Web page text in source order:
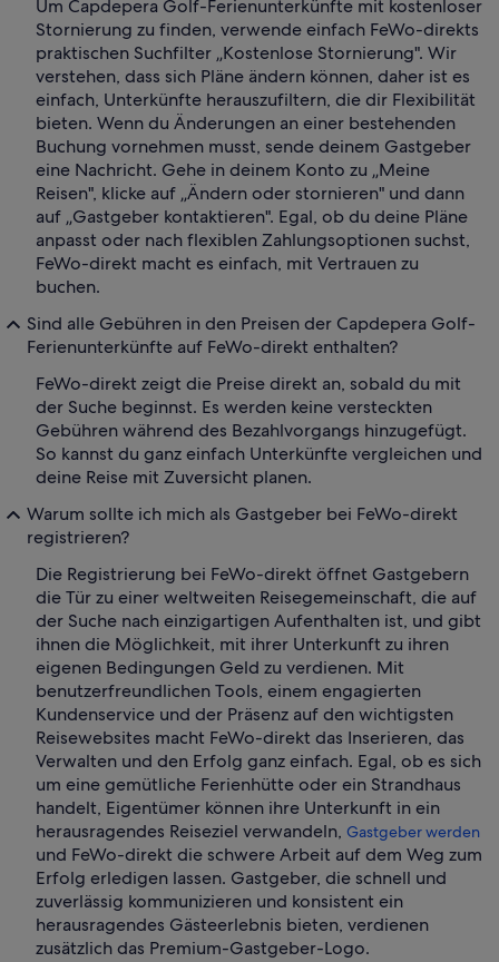
Um Capdepera Golf-Ferienunterkünfte mit kostenloser
Stornierung zu finden, verwende einfach FeWo-direkts
praktischen Suchfilter „Kostenlose Stornierung". Wir
verstehen, dass sich Pläne ändern können, daher ist es
einfach, Unterkünfte herauszufiltern, die dir Flexibilität
bieten. Wenn du Änderungen an einer bestehenden
Buchung vornehmen musst, sende deinem Gastgeber
eine Nachricht. Gehe in deinem Konto zu „Meine
Reisen", klicke auf „Ändern oder stornieren" und dann
auf „Gastgeber kontaktieren". Egal, ob du deine Pläne
anpasst oder nach flexiblen Zahlungsoptionen suchst,
FeWo-direkt macht es einfach, mit Vertrauen zu
buchen.
Sind alle Gebühren in den Preisen der Capdepera Golf-
Ferienunterkünfte auf FeWo-direkt enthalten?
FeWo-direkt zeigt die Preise direkt an, sobald du mit
der Suche beginnst. Es werden keine versteckten
Gebühren während des Bezahlvorgangs hinzugefügt.
So kannst du ganz einfach Unterkünfte vergleichen und
deine Reise mit Zuversicht planen.
Warum sollte ich mich als Gastgeber bei FeWo-direkt
registrieren?
Die Registrierung bei FeWo-direkt öffnet Gastgebern
die Tür zu einer weltweiten Reisegemeinschaft, die auf
der Suche nach einzigartigen Aufenthalten ist, und gibt
ihnen die Möglichkeit, mit ihrer Unterkunft zu ihren
eigenen Bedingungen Geld zu verdienen. Mit
benutzerfreundlichen Tools, einem engagierten
Kundenservice und der Präsenz auf den wichtigsten
Reisewebsites macht FeWo-direkt das Inserieren, das
Verwalten und den Erfolg ganz einfach. Egal, ob es sich
um eine gemütliche Ferienhütte oder ein Strandhaus
handelt, Eigentümer können ihre Unterkunft in ein
herausragendes Reiseziel verwandeln, Gastgeber werden
und FeWo-direkt die schwere Arbeit auf dem Weg zum
Erfolg erledigen lassen. Gastgeber, die schnell und
zuverlässig kommunizieren und konsistent ein
herausragendes Gästeerlebnis bieten, verdienen
zusätzlich das Premium-Gastgeber-Logo.